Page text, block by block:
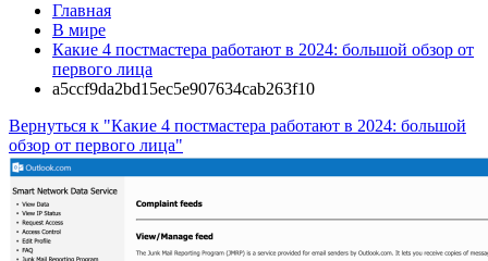
Главная
В мире
Какие 4 постмастера работают в 2024: большой обзор от
первого лица
a5ccf9da2bd15ec5e907634cab263f10
Вернуться к "Какие 4 постмастера работают в 2024: большой
обзор от первого лица"